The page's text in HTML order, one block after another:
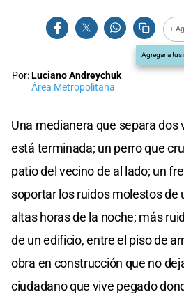
+
Agregar a
Por:Luciano Andreychuk
Área Metropolitana
Una medianera que separa dos
está terminada; un perro que
patio del vecino de al lado; un
soportar los ruidos molestos de
altas horas de la noche; más
de un edificio, entre el piso de
obra en construcción que no
ciudadano que vive pegado